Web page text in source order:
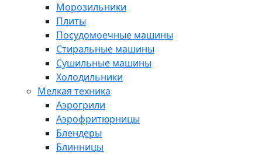
Морозильники
Плиты
Посудомоечные машины
Стиральные машины
Сушильные машины
Холодильники
Мелкая техника
Аэрогрили
Аэрофритюрницы
Блендеры
Блинницы